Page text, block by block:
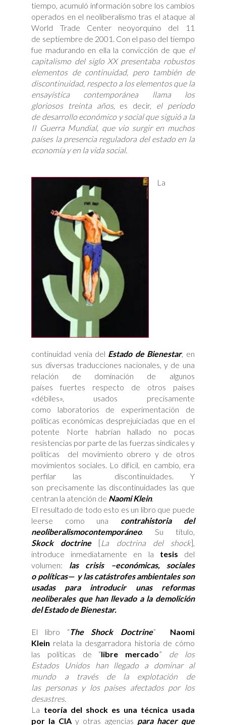
tiempo, acumuló información sobre los cambios
operados en el neoliberalismo tras el ataque al
World Trade Center neoyorquino del 11
de septiembre de 2001. Con el paso del tiempo
fue madurando en ella la convicción de que el
capitalismo del siglo XX presentaba robustos
elementos de continuidad, pero también de
discontinuidad, respecto a los elementos que la
ensayística contemporánea llama los
gloriosos treinta años, es decir, el período
de desarrollo económico y social que siguió a la
II Guerra Mundial, que vio surgir en muchos
países la presencia reguladora del estado en la
economía y en la vida social.
La
continuidad venía del Estado de Bienestar, en
sus diversas traducciones nacionales, y de una
relación de dominación de algunos
países fuertes respecto de otros países
«débiles», usados precisamente
como laboratorios de experimentación de
políticas económicas desprejuiciadas que en el
potente Norte habrían hallado no pocas
resistencias por parte de las fuerzas sindicales y
políticas del movimiento obrero y de otros
movimientos sociales. Lo difícil, en cambio, era
perfilar las discontinuidades. Y
son precisamente las discontinuidades las que
centran la atención de Naomi Klein.
El resultado de todo esto es un libro que puede
leerse como una contrahistoria del
neoliberalismocontemporáneo. Su título,
Skock doctrine[La doctrina del shock],
introduce inmediatamente en la tesis del
volumen: las crisis –económicas, sociales
o políticas— y las catástrofes ambientales son
usadas para introducir unas reformas
neoliberales que han llevado a la demolición
del Estado de Bienestar.
El libro “The Shock Doctrine” Naomi
Klein relata la desgarradora historia de cómo
las políticas de “libre mercado” de los
Estados Unidos han llegado a dominar al
mundo a través de la explotación de
las personas y los países afectados por los
desastres.
La teoría del shock es una técnica usada
por la CIA y otras agencias para hacer que